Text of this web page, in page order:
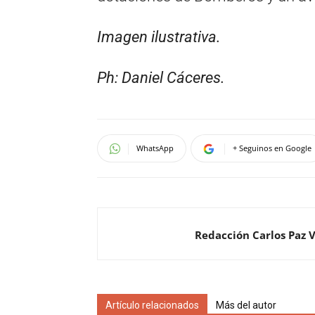
Imagen ilustrativa.
Ph: Daniel Cáceres.
WhatsApp + Seguinos en Google
Redacción Carlos Paz
Artículo relacionados Más del autor